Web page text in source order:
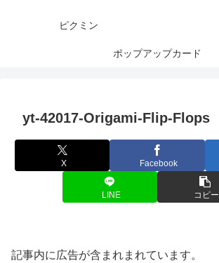
ピクミン
ポップアップカード
yt-42017-Origami-Flip-Flops
X Facebook
LINE コピー
記事内に広告が含まれまれています。